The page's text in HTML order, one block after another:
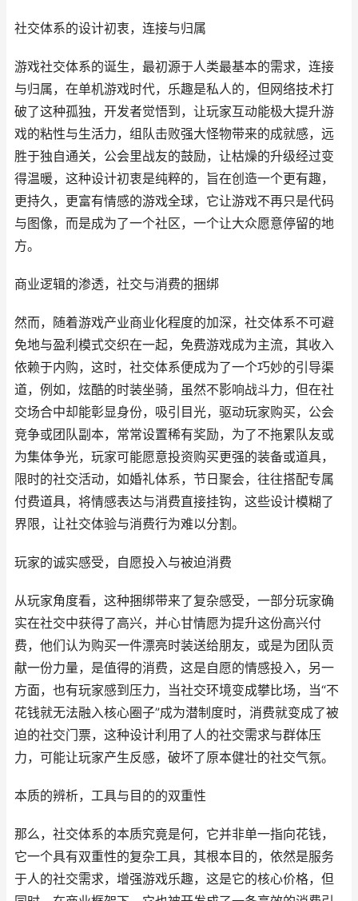
社交体系的设计初衷，连接与归属
游戏社交体系的诞生，最初源于人类最基本的需求，连接
与归属，在单机游戏时代，乐趣是私人的，但网络技术打
破了这种孤独，开发者觉悟到，让玩家互动能极大提升游
戏的粘性与生活力，组队击败强大怪物带来的成就感，远
胜于独自通关，公会里战友的鼓励，让枯燥的升级经过变
得温暖，这种设计初衷是纯粹的，旨在创造一个更有趣，
更持久，更富有情感的游戏全球，它让游戏不再只是代码
与图像，而是成为了一个社区，一个让大众愿意停留的地
方。
商业逻辑的渗透，社交与消费的捆绑
然而，随着游戏产业商业化程度的加深，社交体系不可避
免地与盈利模式交织在一起，免费游戏成为主流，其收入
依赖于内购，这时，社交体系便成为了一个巧妙的引导渠
道，例如，炫酷的时装坐骑，虽然不影响战斗力，但在社
交场合中却能彰显身份，吸引目光，驱动玩家购买，公会
竞争或团队副本，常常设置稀有奖励，为了不拖累队友或
为集体争光，玩家可能愿意投资购买更强的装备或道具，
限时的社交活动，如婚礼体系，节日聚会，往往搭配专属
付费道具，将情感表达与消费直接挂钩，这些设计模糊了
界限，让社交体验与消费行为难以分割。
玩家的诚实感受，自愿投入与被迫消费
从玩家角度看，这种捆绑带来了复杂感受，一部分玩家确
实在社交中获得了高兴，并心甘情愿为提升这份高兴付
费，他们认为购买一件漂亮时装送给朋友，或是为团队贡
献一份力量，是值得的消费，这是自愿的情感投入，另一
方面，也有玩家感到压力，当社交环境变成攀比场，当“不
花钱就无法融入核心圈子”成为潜制度时，消费就变成了被
迫的社交门票，这种设计利用了人的社交需求与群体压
力，可能让玩家产生反感，破坏了原本健壮的社交气氛。
本质的辨析，工具与目的的双重性
那么，社交体系的本质究竟是何，它并非单一指向花钱，
它一个具有双重性的复杂工具，其根本目的，依然是服务
于人的社交需求，增强游戏乐趣，这是它的核心价格，但